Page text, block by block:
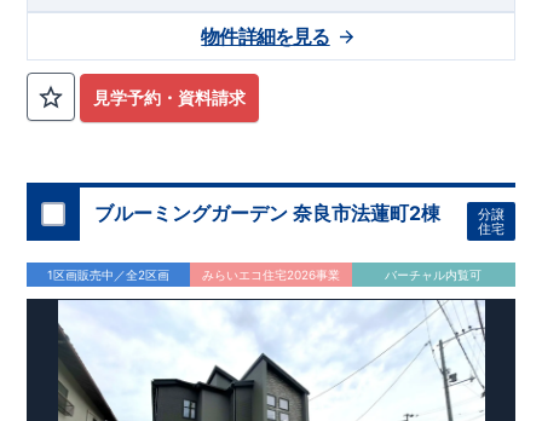
す！ ●リビングガス栓設置・スマートサニタリー・WIC・固定
階段ロフト・1Fと2Fに折上天井＆間接照明付・宅配ＢＯＸ等充
実の設備！
見学予約・資料請求
物件詳細を見る
ブルーミングガーデン 奈良市法蓮町2棟
分譲
住宅
1区画販売中／全2区画 みらいエコ住宅2026事業 バーチャル内覧可